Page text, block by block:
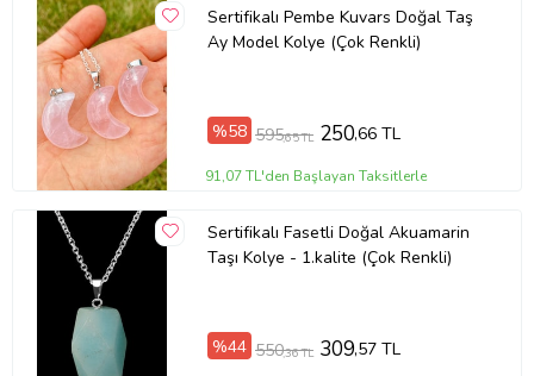
da Doğal Taş Açıklaması
Doğal Rutil Kuvars Fosili Doğal
Taş Kolye, modellerimizin taşlarını
Dünya'nın çeşitli ülkelerinden ithal
etmekteyiz. Dünya'nın en kaliteli
taşlarını özel olarak tasarım
ekibimiz tarafınca
tasarlamaktayız. Taşın içerisindeki
mineraller teniniz ile temas eder
ve sizleri sakinleştirir. Sinirinizi
Sertifikalı Pembe Kuvars Doğal Taş
Ay Model Kolye (Çok Renkli)
%58 595,65 TL 250,66 TL
91,07 TL'den Başlayan Taksitlerle
Sertifikalı Fasetli Doğal Akuamarin
Taşı Kolye - 1.kalite (Çok Renkli)
%44 550,36 TL 309,57 TL